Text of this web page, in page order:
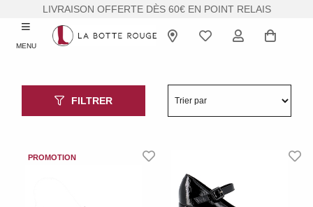
LIVRAISON OFFERTE DÈS 60€ EN POINT RELAIS
MENU
FILTRER